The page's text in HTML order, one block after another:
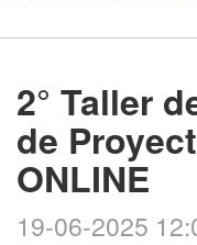
2° Taller
de
ONLINE
19-06-2025